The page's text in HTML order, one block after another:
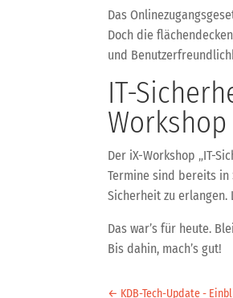
Das
Doch die
und
IT-
Workshop
Der iX-Workshop „IT-
Termine sind bereits in
Sicherheit zu
Das war’s für heute.
Bis dahin, mach’s gut!
← KDB-Tech-Update -